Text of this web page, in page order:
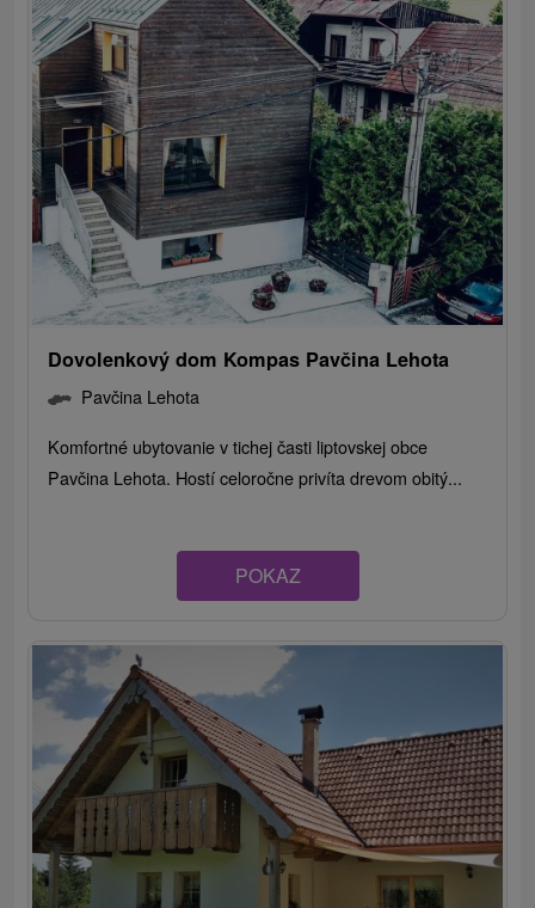
Dovolenkový dom Kompas Pavčina Lehota
Pavčina Lehota
Komfortné ubytovanie v tichej časti liptovskej obce
Pavčina Lehota. Hostí celoročne privíta drevom obitý...
POKAZ